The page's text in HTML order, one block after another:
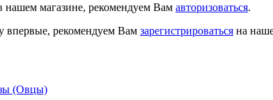
нашем магазине, рекомендуем Вам авторизоваться.
впервые, рекомендуем Вам зарегистрироваться на
(Овцы)